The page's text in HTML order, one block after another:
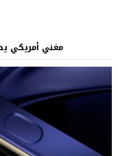
مغني أمريكي